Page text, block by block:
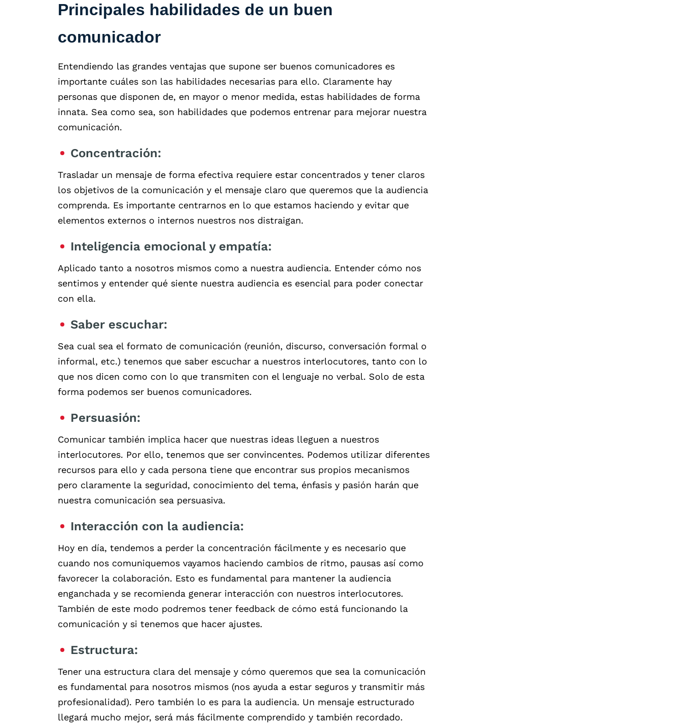
Principales habilidades de un buen
comunicador
Entendiendo las grandes ventajas que supone ser buenos comunicadores es
importante cuáles son las habilidades necesarias para ello. Claramente hay
personas que disponen de, en mayor o menor medida, estas habilidades de forma
innata. Sea como sea, son habilidades que podemos entrenar para mejorar nuestra
comunicación.
Concentración:
Trasladar un mensaje de forma efectiva requiere estar concentrados y tener claros
los objetivos de la comunicación y el mensaje claro que queremos que la audiencia
comprenda. Es importante centrarnos en lo que estamos haciendo y evitar que
elementos externos o internos nuestros nos distraigan.
Inteligencia emocional y empatía:
Aplicado tanto a nosotros mismos como a nuestra audiencia. Entender cómo nos
sentimos y entender qué siente nuestra audiencia es esencial para poder conectar
con ella.
Saber escuchar:
Sea cual sea el formato de comunicación (reunión, discurso, conversación formal o
informal, etc.) tenemos que saber escuchar a nuestros interlocutores, tanto con lo
que nos dicen como con lo que transmiten con el lenguaje no verbal. Solo de esta
forma podemos ser buenos comunicadores.
Persuasión:
Comunicar también implica hacer que nuestras ideas lleguen a nuestros
interlocutores. Por ello, tenemos que ser convincentes. Podemos utilizar diferentes
recursos para ello y cada persona tiene que encontrar sus propios mecanismos
pero claramente la seguridad, conocimiento del tema, énfasis y pasión harán que
nuestra comunicación sea persuasiva.
Interacción con la audiencia:
Hoy en día, tendemos a perder la concentración fácilmente y es necesario que
cuando nos comuniquemos vayamos haciendo cambios de ritmo, pausas así como
favorecer la colaboración. Esto es fundamental para mantener la audiencia
enganchada y se recomienda generar interacción con nuestros interlocutores.
También de este modo podremos tener feedback de cómo está funcionando la
comunicación y si tenemos que hacer ajustes.
Estructura:
Tener una estructura clara del mensaje y cómo queremos que sea la comunicación
es fundamental para nosotros mismos (nos ayuda a estar seguros y transmitir más
profesionalidad). Pero también lo es para la audiencia. Un mensaje estructurado
llegará mucho mejor, será más fácilmente comprendido y también recordado.